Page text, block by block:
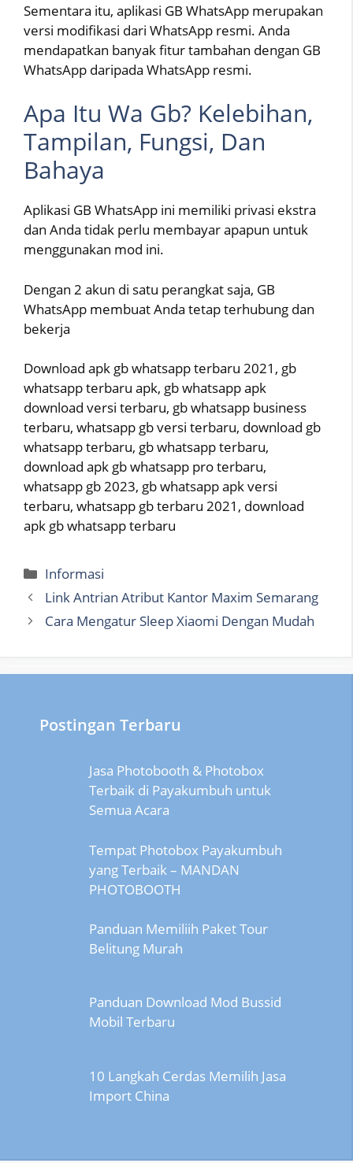
Sementara itu, aplikasi GB WhatsApp merupakan
versi modifikasi dari WhatsApp resmi. Anda
mendapatkan banyak fitur tambahan dengan GB
WhatsApp daripada WhatsApp resmi.
Apa Itu Wa Gb? Kelebihan,
Tampilan, Fungsi, Dan
Bahaya
Aplikasi GB WhatsApp ini memiliki privasi ekstra
dan Anda tidak perlu membayar apapun untuk
menggunakan mod ini.
Dengan 2 akun di satu perangkat saja, GB
WhatsApp membuat Anda tetap terhubung dan
bekerja
Download apk gb whatsapp terbaru 2021, gb
whatsapp terbaru apk, gb whatsapp apk
download versi terbaru, gb whatsapp business
terbaru, whatsapp gb versi terbaru, download gb
whatsapp terbaru, gb whatsapp terbaru,
download apk gb whatsapp pro terbaru,
whatsapp gb 2023, gb whatsapp apk versi
terbaru, whatsapp gb terbaru 2021, download
apk gb whatsapp terbaru
Categories
Informasi
Link Antrian Atribut Kantor Maxim Semarang
Cara Mengatur Sleep Xiaomi Dengan Mudah
Postingan Terbaru
Jasa Photobooth & Photobox
Terbaik di Payakumbuh untuk
Semua Acara
Tempat Photobox Payakumbuh
yang Terbaik – MANDAN
PHOTOBOOTH
Panduan Memiliih Paket Tour
Belitung Murah
Panduan Download Mod Bussid
Mobil Terbaru
10 Langkah Cerdas Memilih Jasa
Import China